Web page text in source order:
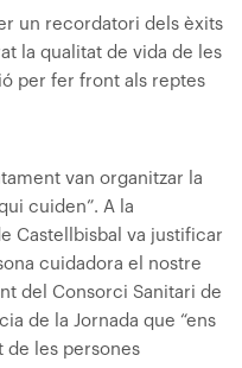
un recordatori dels èxits
la qualitat de vida de les
per fer front als reptes
van organitzar la
cuiden”. A la
Castellbisbal va justificar
cuidadora el nostre
del Consorci Sanitari de
de la Jornada que “ens
de les persones